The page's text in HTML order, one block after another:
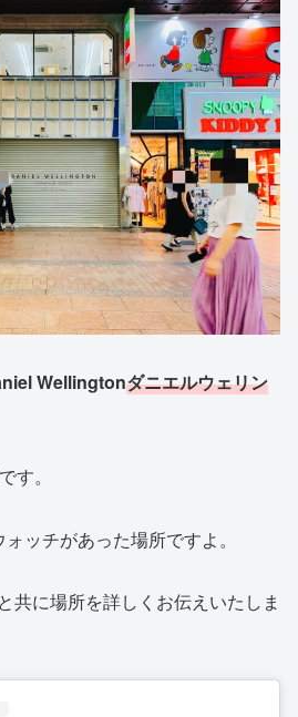
Wellingtonダニエルウェリン
です。
ッチがあった場所ですよ。
共に場所を詳しくお伝えいたしま